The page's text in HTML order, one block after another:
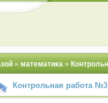
» математика »
Контрольная работа